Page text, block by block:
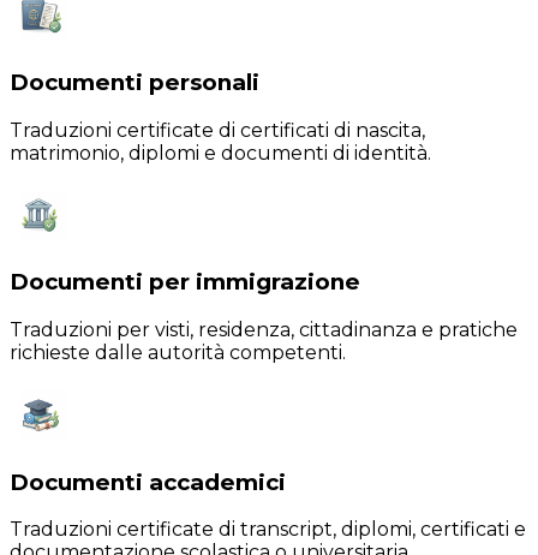
Documenti personali
Traduzioni certificate di certificati di nascita,
matrimonio, diplomi e documenti di identità.
Documenti per immigrazione
Traduzioni per visti, residenza, cittadinanza e pratiche
richieste dalle autorità competenti.
Documenti accademici
Traduzioni certificate di transcript, diplomi, certificati e